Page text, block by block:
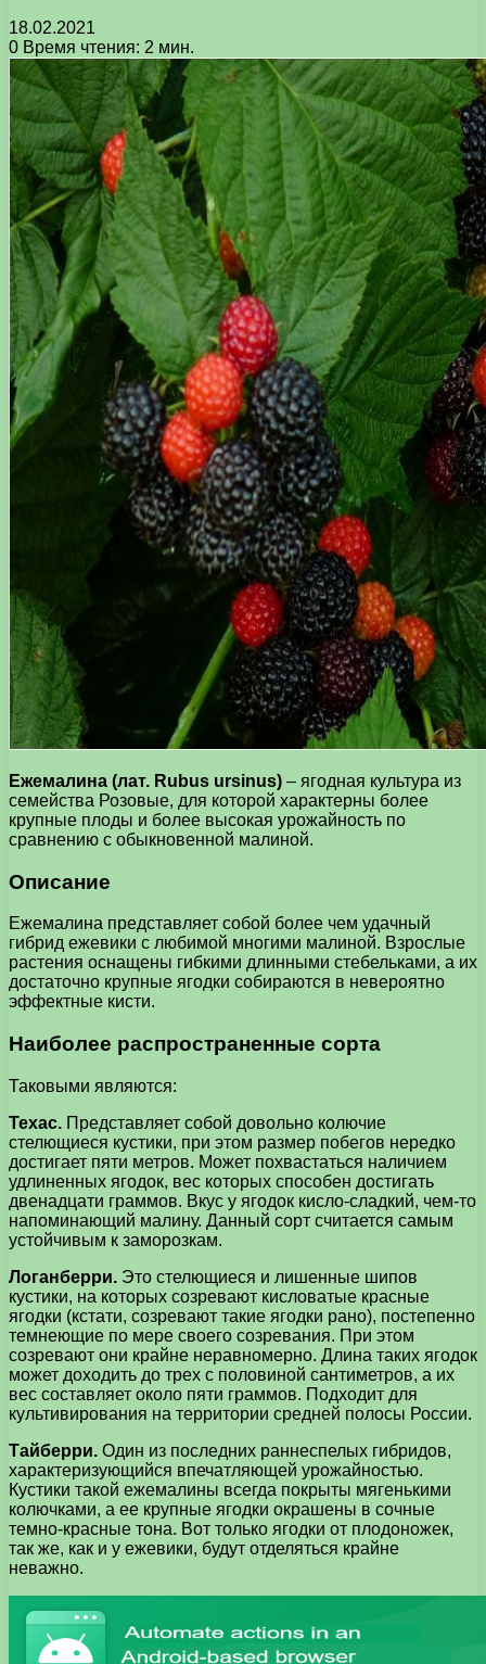
18.02.2021
0 Время чтения: 2 мин.
Ежемалина (лат. Rubus ursinus) – ягодная культура из
семейства Розовые, для которой характерны более
крупные плоды и более высокая урожайность по
сравнению с обыкновенной малиной.
Описание
Ежемалина представляет собой более чем удачный
гибрид ежевики с любимой многими малиной. Взрослые
растения оснащены гибкими длинными стебельками, а их
достаточно крупные ягодки собираются в невероятно
эффектные кисти.
Наиболее распространенные сорта
Таковыми являются:
Техас. Представляет собой довольно колючие
стелющиеся кустики, при этом размер побегов нередко
достигает пяти метров. Может похвастаться наличием
удлиненных ягодок, вес которых способен достигать
двенадцати граммов. Вкус у ягодок кисло-сладкий, чем-то
напоминающий малину. Данный сорт считается самым
устойчивым к заморозкам.
Логанберри. Это стелющиеся и лишенные шипов
кустики, на которых созревают кисловатые красные
ягодки (кстати, созревают такие ягодки рано), постепенно
темнеющие по мере своего созревания. При этом
созревают они крайне неравномерно. Длина таких ягодок
может доходить до трех с половиной сантиметров, а их
вес составляет около пяти граммов. Подходит для
культивирования на территории средней полосы России.
Тайберри. Один из последних раннеспелых гибридов,
характеризующийся впечатляющей урожайностью.
Кустики такой ежемалины всегда покрыты мягенькими
колючками, а ее крупные ягодки окрашены в сочные
темно-красные тона. Вот только ягодки от плодоножек,
так же, как и у ежевики, будут отделяться крайне
неважно.